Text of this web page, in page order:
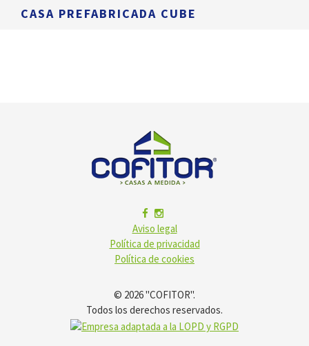
CASA PREFABRICADA CUBE
Aviso legal
Política de privacidad
Política de cookies
© 2026 "COFITOR".
Todos los derechos reservados.